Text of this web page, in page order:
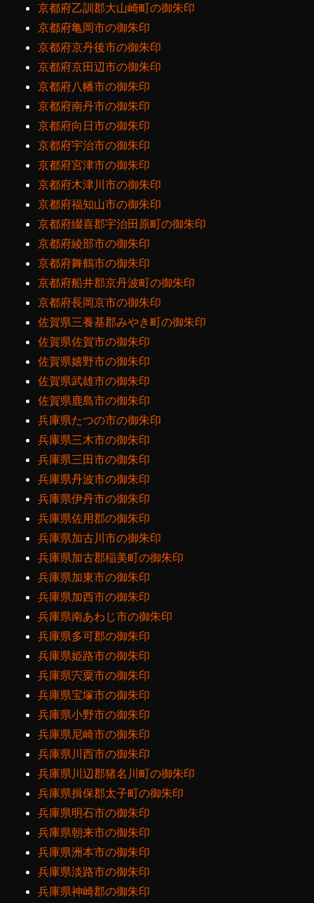
京都府乙訓郡大山崎町の御朱印
京都府亀岡市の御朱印
京都府京丹後市の御朱印
京都府京田辺市の御朱印
京都府八幡市の御朱印
京都府南丹市の御朱印
京都府向日市の御朱印
京都府宇治市の御朱印
京都府宮津市の御朱印
京都府木津川市の御朱印
京都府福知山市の御朱印
京都府綴喜郡宇治田原町の御朱印
京都府綾部市の御朱印
京都府舞鶴市の御朱印
京都府船井郡京丹波町の御朱印
京都府長岡京市の御朱印
佐賀県三養基郡みやき町の御朱印
佐賀県佐賀市の御朱印
佐賀県嬉野市の御朱印
佐賀県武雄市の御朱印
佐賀県鹿島市の御朱印
兵庫県たつの市の御朱印
兵庫県三木市の御朱印
兵庫県三田市の御朱印
兵庫県丹波市の御朱印
兵庫県伊丹市の御朱印
兵庫県佐用郡の御朱印
兵庫県加古川市の御朱印
兵庫県加古郡稲美町の御朱印
兵庫県加東市の御朱印
兵庫県加西市の御朱印
兵庫県南あわじ市の御朱印
兵庫県多可郡の御朱印
兵庫県姫路市の御朱印
兵庫県宍粟市の御朱印
兵庫県宝塚市の御朱印
兵庫県小野市の御朱印
兵庫県尼崎市の御朱印
兵庫県川西市の御朱印
兵庫県川辺郡猪名川町の御朱印
兵庫県揖保郡太子町の御朱印
兵庫県明石市の御朱印
兵庫県朝来市の御朱印
兵庫県洲本市の御朱印
兵庫県淡路市の御朱印
兵庫県神崎郡の御朱印